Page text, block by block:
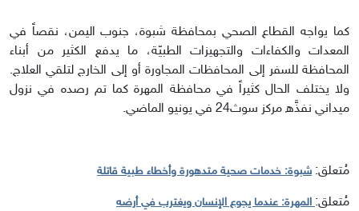
كما يواجه القطاع الصحي بمحافظة شبوة، جنوب اليمن، نقصاً في
المعدات والكفاءات والتجهيزات الطبيّة، ما يدفع الكثير من أبناء
المحافظة للسفر إلى المحافظات المجاورة أو إلى الخارج لتلقي العلاج.
ولا يختلف الحال كثيراً في محافظة المهرة كما تم رصده في نزول
ميداني نفذَّه مركز سوث24 في يونيو الماضي.
مُتعلق: شبوة: خدمات صحية متدهورة وأخطاء طبية قاتلة
مُتعلق: المهرة: عندما يجوع الإنسان ويغترب في أرضه